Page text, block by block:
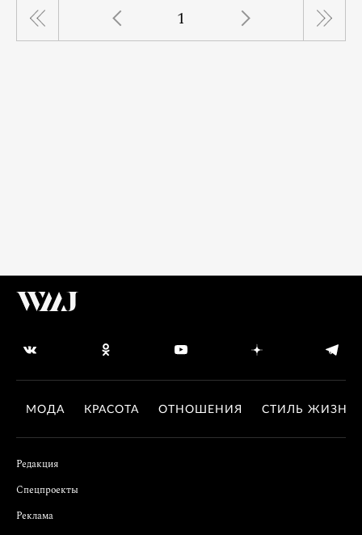
1
МОДА КРАСОТА ОТНОШЕНИЯ СТИЛЬ ЖИЗНИ
Редакция
Спецпроекты
Реклама